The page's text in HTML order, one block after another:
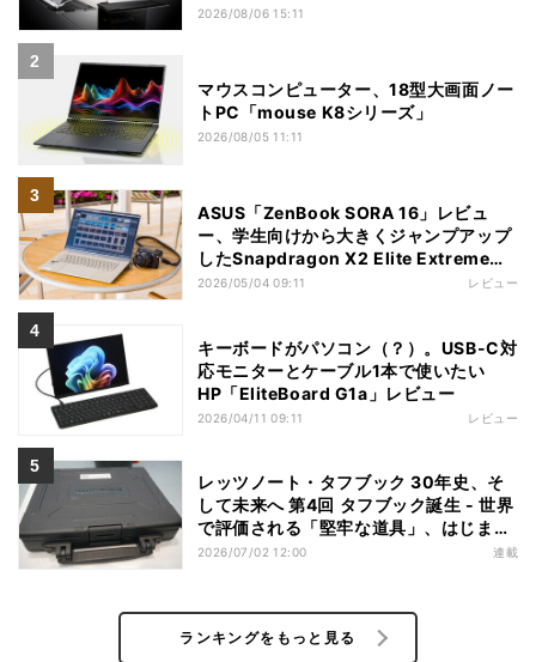
2026/08/06 15:11
マウスコンピューター、18型大画面ノー
トPC「mouse K8シリーズ」
2026/08/05 11:11
ASUS「ZenBook SORA 16」レビュ
ー、学生向けから大きくジャンプアップ
したSnapdragon X2 Elite Extremeノ
ートPC
2026/05/04 09:11 レビュー
キーボードがパソコン（？）。USB-C対
応モニターとケーブル1本で使いたい
HP「EliteBoard G1a」レビュー
2026/04/11 09:11 レビュー
レッツノート・タフブック 30年史、そ
して未来へ 第4回 タフブック誕生 - 世界
で評価される「堅牢な道具」、はじまり
は海外だった
2026/07/02 12:00 連載
ランキングをもっと見る